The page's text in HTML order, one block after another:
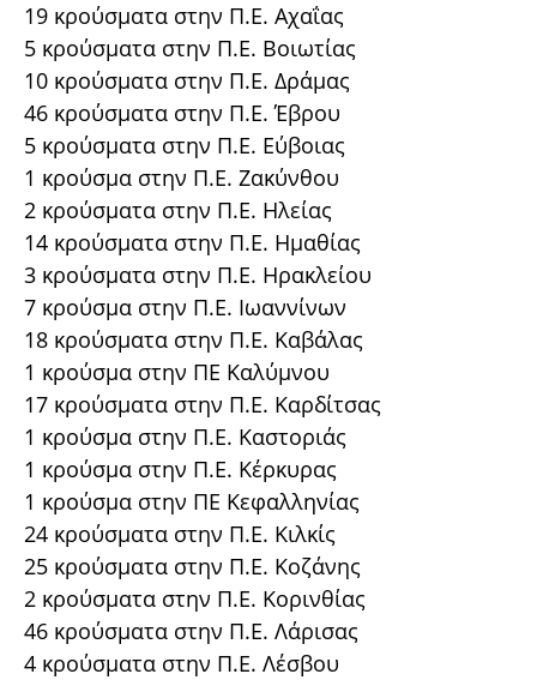
19 κρούσματα στην Π.Ε. Αχαΐας
5 κρούσματα στην Π.Ε. Βοιωτίας
10 κρούσματα στην Π.Ε. Δράμας
46 κρούσματα στην Π.Ε. Έβρου
5 κρούσματα στην Π.Ε. Εύβοιας
1 κρούσμα στην Π.Ε. Ζακύνθου
2 κρούσματα στην Π.Ε. Ηλείας
14 κρούσματα στην Π.Ε. Ημαθίας
3 κρούσματα στην Π.Ε. Ηρακλείου
7 κρούσμα στην Π.Ε. Ιωαννίνων
18 κρούσματα στην Π.Ε. Καβάλας
1 κρούσμα στην ΠΕ Καλύμνου
17 κρούσματα στην Π.Ε. Καρδίτσας
1 κρούσμα στην Π.Ε. Καστοριάς
1 κρούσμα στην Π.Ε. Κέρκυρας
1 κρούσμα στην ΠΕ Κεφαλληνίας
24 κρούσματα στην Π.Ε. Κιλκίς
25 κρούσματα στην Π.Ε. Κοζάνης
2 κρούσματα στην Π.Ε. Κορινθίας
46 κρούσματα στην Π.Ε. Λάρισας
4 κρούσματα στην Π.Ε. Λέσβου